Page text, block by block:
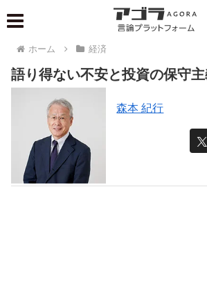
ホーム 経済
語り得ない不安と投資の保守
森本 紀行